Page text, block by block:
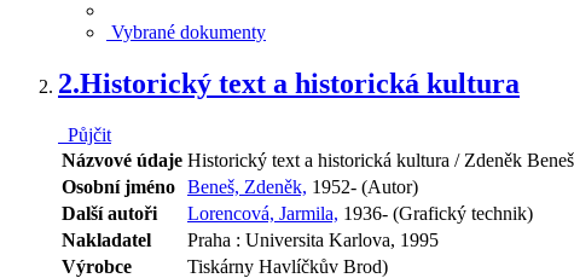
Vybrané dokumenty
2.Historický text a historická kultura
Půjčit
Názvové údaje Historický text a historická kultura / Zdeněk
Osobní jméno Beneš, Zdeněk, 1952- (Autor)
Další autoři
Lorencová, Jarmila, 1936- (Grafický technik)
Nakladatel
Praha : Universita Karlova, 1995
Výrobce
Tiskárny Havlíčkův Brod)